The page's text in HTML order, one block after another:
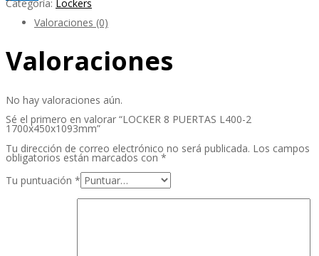
Categoría: Lockers
Valoraciones (0)
Valoraciones
No hay valoraciones aún.
Sé el primero en valorar “LOCKER 8 PUERTAS L400-2
1700x450x1093mm”
Tu dirección de correo electrónico no será publicada. Los campos
obligatorios están marcados con *
Tu puntuación *